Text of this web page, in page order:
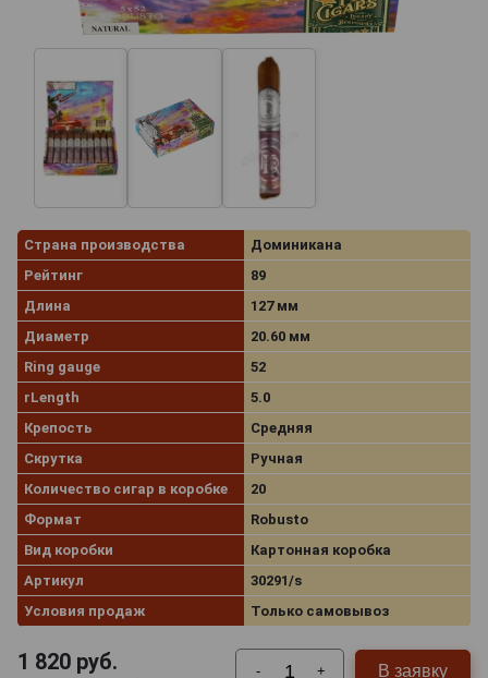
Страна производства
Доминикана
Рейтинг
89
Длина
127 мм
Диаметр
20.60 мм
Ring gauge
52
rLength
5.0
Крепость
Средняя
Скрутка
Ручная
Количество сигар в коробке
20
Формат
Robusto
Вид коробки
Картонная коробка
Артикул
30291/s
Условия продаж
Только самовывоз
1 820 руб. - + В заявку